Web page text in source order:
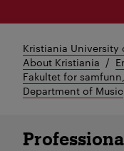
Kristiania University
About Kristiania
Fakultet for
Department of Music
Employee